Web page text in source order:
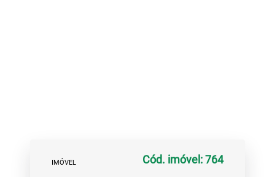
IMÓVEL Cód. imóvel: 764